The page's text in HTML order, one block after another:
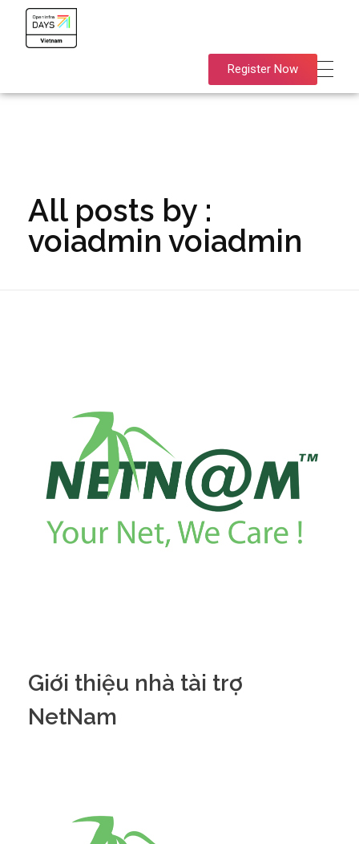
Register Now
All posts by :
voiadmin voiadmin
Giới thiệu nhà tài trợ
NetNam